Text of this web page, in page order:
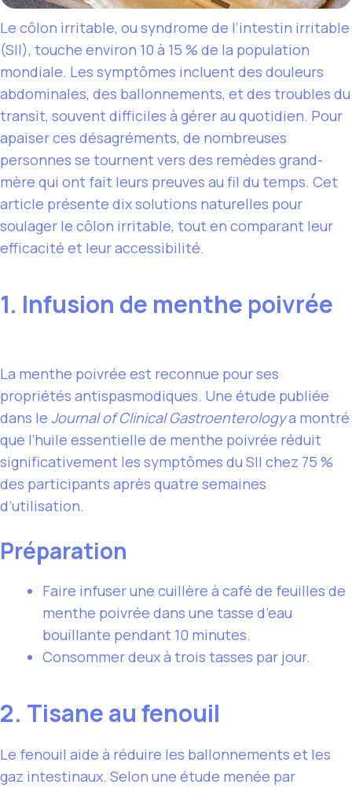
Le côlon irritable, ou syndrome de l’intestin irritable
(SII), touche environ 10 à 15 % de la population
mondiale. Les symptômes incluent des douleurs
abdominales, des ballonnements, et des troubles du
transit, souvent difficiles à gérer au quotidien. Pour
apaiser ces désagréments, de nombreuses
personnes se tournent vers des remèdes grand-
mère qui ont fait leurs preuves au fil du temps. Cet
article présente dix solutions naturelles pour
soulager le côlon irritable, tout en comparant leur
efficacité et leur accessibilité.
1. Infusion de menthe poivrée
La menthe poivrée est reconnue pour ses
propriétés antispasmodiques. Une étude publiée
dans le Journal of Clinical Gastroenterologya montré
que l’huile essentielle de menthe poivrée réduit
significativement les symptômes du SII chez 75 %
des participants après quatre semaines
d’utilisation.
Préparation
Faire infuser une cuillère à café de feuilles de
menthe poivrée dans une tasse d’eau
bouillante pendant 10 minutes.
Consommer deux à trois tasses par jour.
2. Tisane au fenouil
Le fenouil aide à réduire les ballonnements et les
gaz intestinaux. Selon une étude menée par